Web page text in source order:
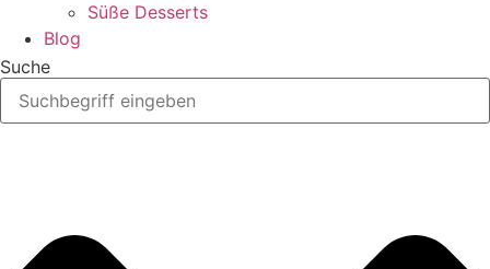
Süße Desserts
Blog
Suche